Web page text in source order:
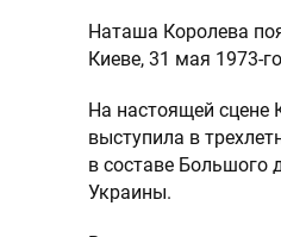
Наташа Королева
Киеве, 31 мая 1973-
На настоящей сцене
выступила в
в составе Большого
Украины.